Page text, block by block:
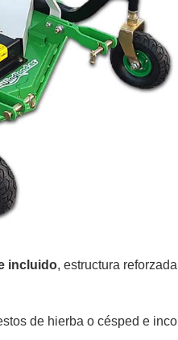
de batería
incluido, estructura
de hierba o césped e